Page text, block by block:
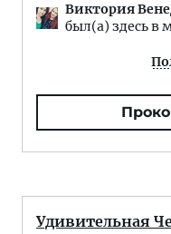
Виктория
был(а) здесь в
Удивительная